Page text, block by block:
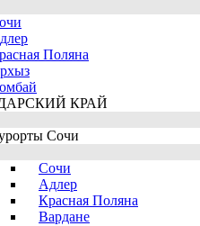
Поляна
КРАЙ
Сочи
Сочи
Адлер
Красная Поляна
Вардане